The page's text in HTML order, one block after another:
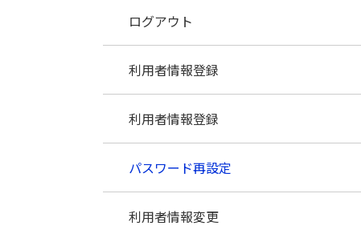
手続き申込(電子納付：ログインしない場
合)
手続き申込(電子納付：ログインする場合)
申込変更
申込取下げ
再申込
ログアウト
利用者情報登録
利用者情報登録
パスワード再設定
利用者情報変更